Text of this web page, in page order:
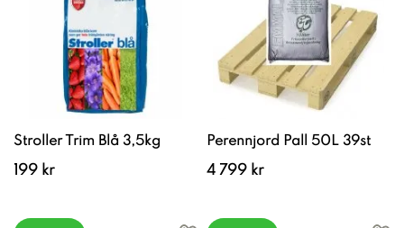
Stroller Trim Blå 3,5kg
199 kr
Perennjord Pall 50L 39st
4 799 kr